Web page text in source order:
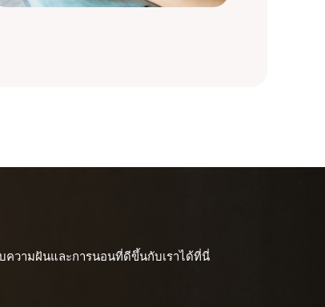
ความฝันและการนอนที่ดีขึ้นกับเราได้ที่นี่